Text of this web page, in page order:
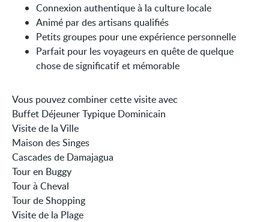
Connexion authentique à la culture locale
Animé par des artisans qualifiés
Petits groupes pour une expérience personnelle
Parfait pour les voyageurs en quête de quelque
chose de significatif et mémorable
Vous pouvez combiner cette visite avec
Buffet Déjeuner Typique Dominicain
Visite de la Ville
Maison des Singes
Cascades de Damajagua
Tour en Buggy
Tour à Cheval
Tour de Shopping
Visite de la Plage